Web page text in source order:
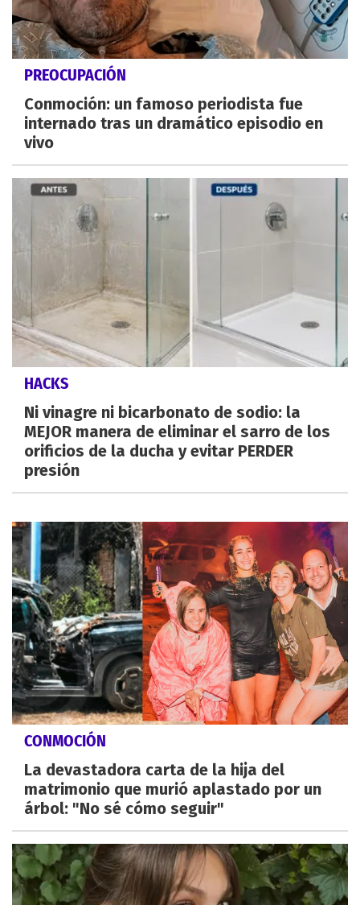
PREOCUPACIÓN
Conmoción: un famoso periodista fue
internado tras un dramático episodio en
vivo
HACKS
Ni vinagre ni bicarbonato de sodio: la
MEJOR manera de eliminar el sarro de los
orificios de la ducha y evitar PERDER
presión
CONMOCIÓN
La devastadora carta de la hija del
matrimonio que murió aplastado por un
árbol: "No sé cómo seguir"